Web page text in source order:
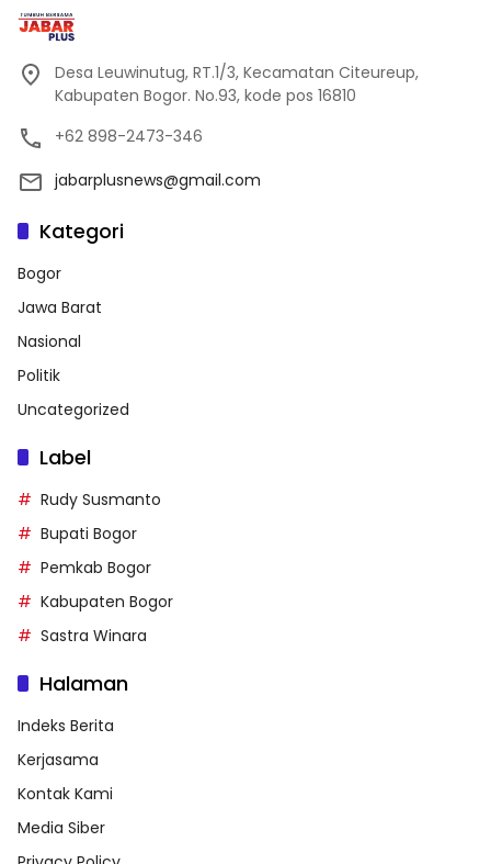
Desa Leuwinutug, RT.1/3, Kecamatan Citeureup,
Kabupaten Bogor. No.93, kode pos 16810
+62 898-2473-346
jabarplusnews@gmail.com
Kategori
Bogor
Jawa Barat
Nasional
Politik
Uncategorized
Label
Rudy Susmanto
Bupati Bogor
Pemkab Bogor
Kabupaten Bogor
Sastra Winara
Halaman
Indeks Berita
Kerjasama
Kontak Kami
Media Siber